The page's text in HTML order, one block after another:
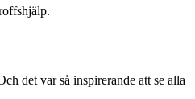
det var så inspirerande att se alla